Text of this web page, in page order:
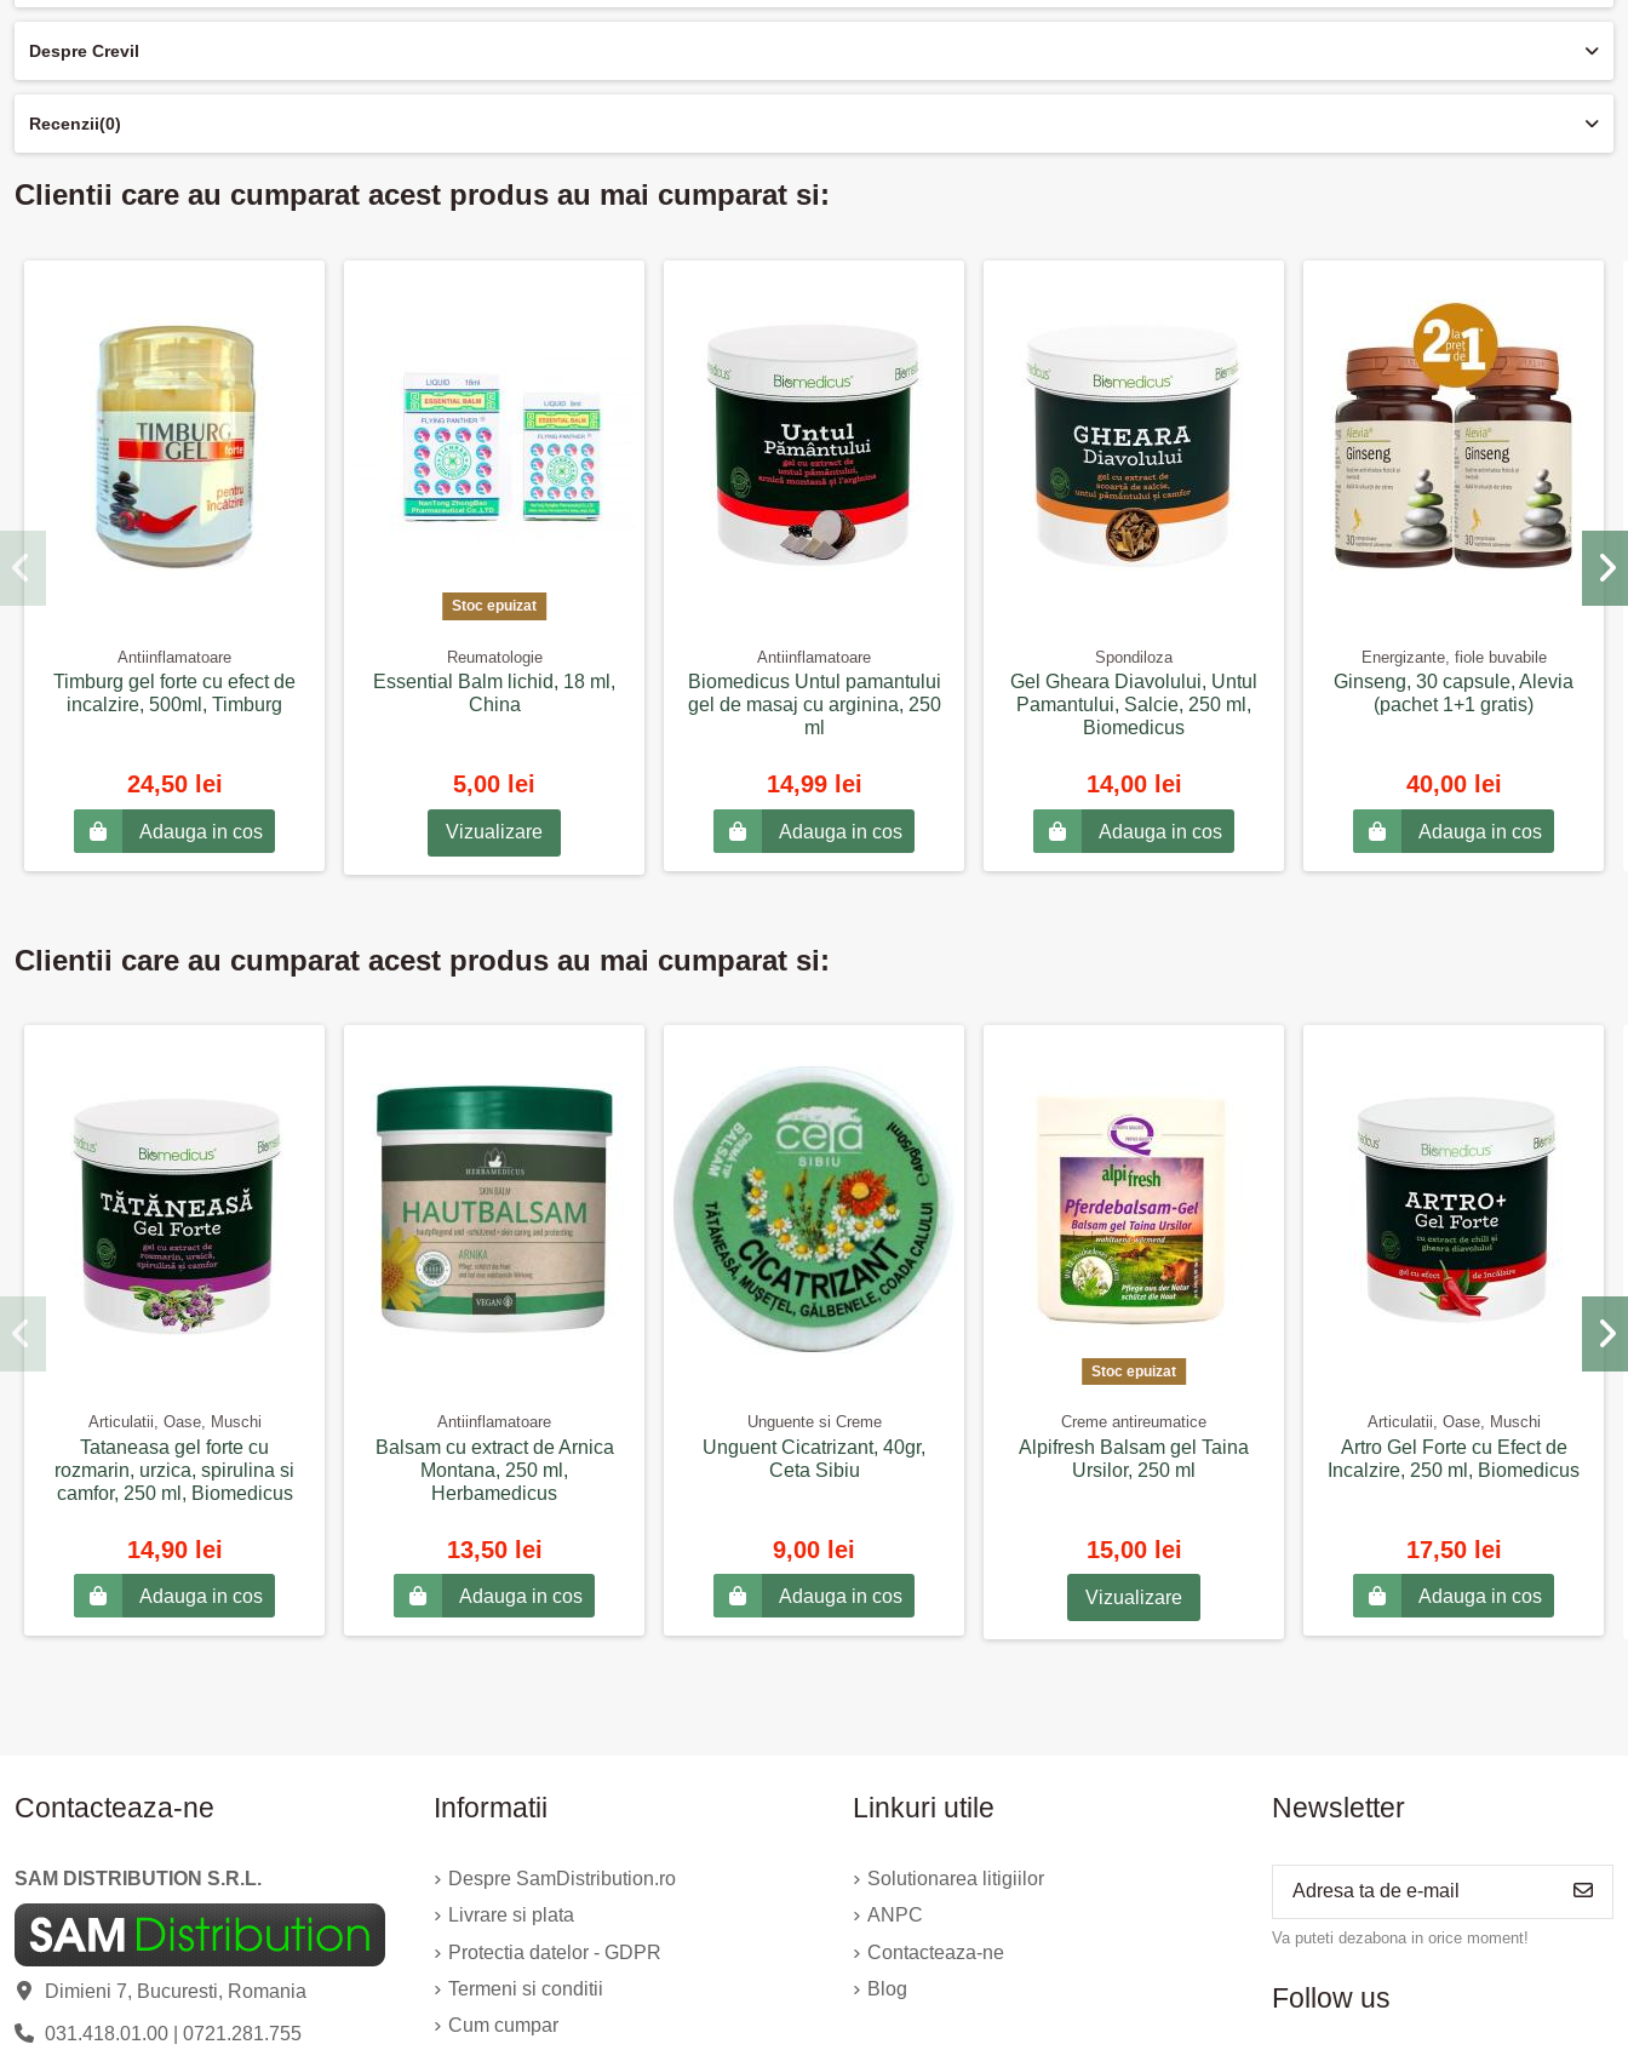
Despre Crevil
Recenzii(0)
Clientii care au cumparat acest produs au mai cumparat si:
Antiinflamatoare
Timburg gel forte cu efect de
incalzire, 500ml, Timburg
24,50 lei
Adauga in cos
Stoc epuizat
Reumatologie
Essential Balm lichid, 18 ml,
China
5,00 lei
Vizualizare
Antiinflamatoare
Biomedicus Untul pamantului
gel de masaj cu arginina, 250
ml
14,99 lei
Adauga in cos
Spondiloza
Gel Gheara Diavolului, Untul
Pamantului, Salcie, 250 ml,
Biomedicus
14,00 lei
Adauga in cos
Energizante, fiole buvabile
Ginseng, 30 capsule, Alevia
(pachet 1+1 gratis)
40,00 lei
Adauga in cos
Clientii care au cumparat acest produs au mai cumparat si:
Articulatii, Oase, Muschi
Tataneasa gel forte cu
rozmarin, urzica, spirulina si
camfor, 250 ml, Biomedicus
14,90 lei
Adauga in cos
Antiinflamatoare
Balsam cu extract de Arnica
Montana, 250 ml,
Herbamedicus
13,50 lei
Adauga in cos
Unguente si Creme
Unguent Cicatrizant, 40gr,
Ceta Sibiu
9,00 lei
Adauga in cos
Stoc epuizat
Creme antireumatice
Alpifresh Balsam gel Taina
Ursilor, 250 ml
15,00 lei
Vizualizare
Articulatii, Oase, Muschi
Artro Gel Forte cu Efect de
Incalzire, 250 ml, Biomedicus
17,50 lei
Adauga in cos
Contacteaza-ne
SAM DISTRIBUTION S.R.L.
Dimieni 7, Bucuresti, Romania
031.418.01.00| 0721.281.755
Informatii
Despre SamDistribution.ro
Livrare si plata
Protectia datelor - GDPR
Termeni si conditii
Cum cumpar
Linkuri utile
Solutionarea litigiilor
ANPC
Contacteaza-ne
Blog
Newsletter
Va puteti dezabona in orice moment!
Follow us